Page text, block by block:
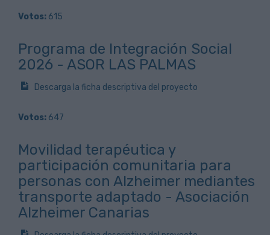
Votos: 615
Programa de Integración Social
2026 - ASOR LAS PALMAS
Descarga la ficha descriptiva del proyecto
Votos: 647
Movilidad terapéutica y
participación comunitaria para
personas con Alzheimer mediantes
transporte adaptado - Asociación
Alzheimer Canarias